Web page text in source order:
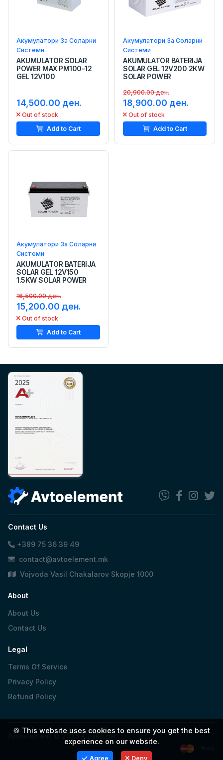
Акумулатори За Соларни
Системи
AKUMULATOR SOLAR
POWER MAX PM100-12
GEL 12V100
14,500.00 ден.
Out of stock
Add to Cart
Акумулатори За Соларни
Системи
AKUMULATOR BATERIJA
SOLAR GEL 12V200 2KW
SOLAR POWER
20,900.00 ден.
18,900.00 ден.
Out of stock
Add to Cart
Акумулатори За Соларни
Системи
AKUMULATOR BATERIJA
SOLAR GEL 12V150
1.5KW SOLAR POWER
16,500.00 ден.
15,200.00 ден.
Out of stock
Add to Cart
Contact Us
+389 75 36 39 49
contact@avtoelement.mk
Vojvoda Vasil Chakalarov Skopje 1000
About
About Us
Contact Us
Legal
Terms Of Service
Privacy Policy
Refund Policy
Avtoelement © 2025 • zako.mk
🍪 This website uses cookies to ensure you get the best
experience on our website.
Agree Deny